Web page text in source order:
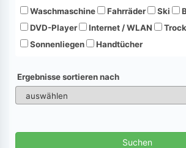
Waschmaschine
Fahrräder Ski
DVD-Player
Internet / WLAN
Sonnenliegen
Handtücher
Ergebnisse sortieren nach
Suchen